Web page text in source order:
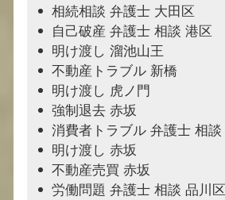
相続相談 弁護士 大田区
自己破産 弁護士 相談 港区
明け渡し 溜池山王
不動産トラブル 新橋
明け渡し 虎ノ門
強制退去 赤坂
消費者トラブル 弁護士 相談
明け渡し 赤坂
不動産売買 赤坂
労働問題 弁護士 相談 品川区